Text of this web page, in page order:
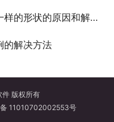
形状的原因和解决方法
的解决方法
件 版权所有
11010702002553号